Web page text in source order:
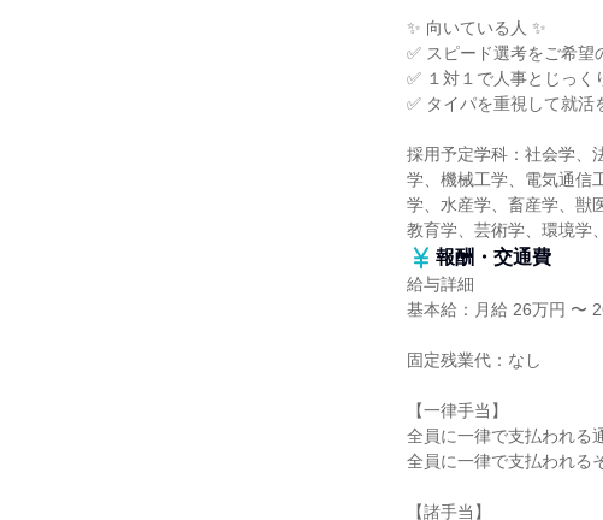
✨ 向いている人 ✨
✅ スピード選考をご希望
✅ １対１で人事とじっく
✅ タイパを重視して就活
採用予定学科：社会学、
学、機械工学、電気通信
学、水産学、畜産学、獣
教育学、芸術学、環境学
報酬・交通費
給与詳細
基本給：月給 26万円 〜
固定残業代：なし
【一律手当】
全員に一律で支払われる
全員に一律で支払われる
【諸手当】